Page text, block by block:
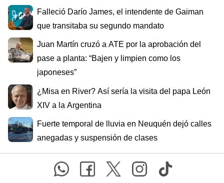
Falleció Darío James, el intendente de Gaiman
que transitaba su segundo mandato
Juan Martín cruzó a ATE por la aprobación del
pase a planta: “Bajen y limpien como los
japoneses”
¿Misa en River? Así sería la visita del papa León
XIV a la Argentina
Fuerte temporal de lluvia en Neuquén dejó calles
anegadas y suspensión de clases